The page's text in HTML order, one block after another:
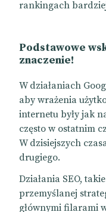
rankingach
Podstawowe
znaczenie!
W działaniach
aby wrażenia
internetu były jak
często w ostatnim
W dzisiejszych
drugiego.
Działania SEO,
przemyślanej
głównymi filarami